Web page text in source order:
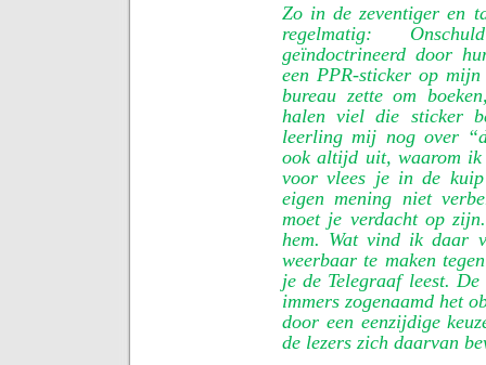
Zo in de zeventiger en
regelmatig:
geïndoctrineerd door
een PPR-sticker op
bureau zette om
halen viel die sticker
leerling mij nog over
ook altijd uit, waarom
voor vlees je in de
eigen mening niet
moet je verdacht op
hem. Wat vind ik daar
weerbaar te maken
je de Telegraaf leest.
immers zogenaamd het
door een eenzijdige
de lezers zich daarvan